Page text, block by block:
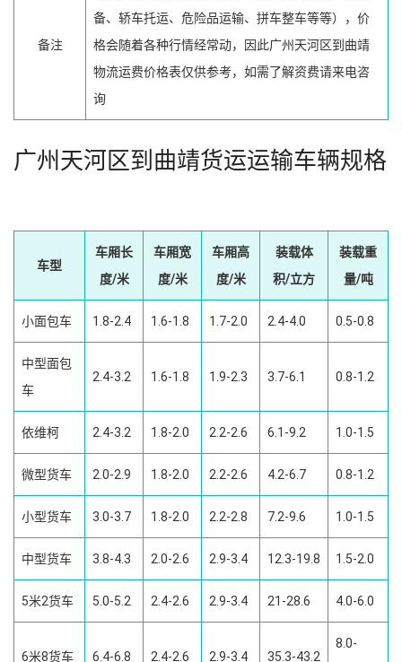
备注
备、轿车托运、危险品运输、拼车整车等等），价
格会随着各种行情经常动，因此广州天河区到曲靖
物流运费价格表仅供参考，如需了解资费请来电咨
询
广州天河区到曲靖货运运输车辆规格
车型
车厢长
度/米
车厢宽
度/米
车厢高
度/米
装载体
积/立方
装载重
量/吨
小面包车 1.8-2.4 1.6-1.8 1.7-2.0 2.4-4.0 0.5-0.8
中型面包
车
2.4-3.2 1.6-1.8 1.9-2.3 3.7-6.1 0.8-1.2
依维柯 2.4-3.2 1.8-2.0 2.2-2.6 6.1-9.2 1.0-1.5
微型货车 2.0-2.9 1.8-2.0 2.2-2.6 4.2-6.7 0.8-1.2
小型货车 3.0-3.7 1.8-2.0 2.2-2.8 7.2-9.6 1.0-1.5
中型货车 3.8-4.3 2.0-2.6 2.9-3.4 12.3-19.8 1.5-2.0
5米2货车 5.0-5.2 2.4-2.6 2.9-3.4 21-28.6 4.0-6.0
6米8货车 6.4-6.8 2.4-2.6 2.9-3.4 35.3-43.2
8.0-